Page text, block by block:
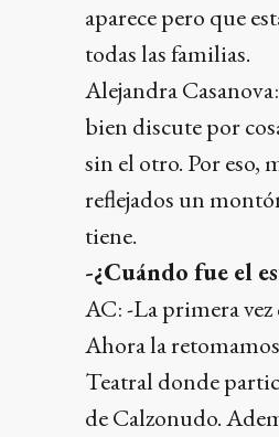
aparece pero que
todas las familias.
Alejandra
bien discute por
sin el otro. Por eso,
reflejados un
tiene.
-¿Cuándo fue el
AC: -La primera
Ahora la
Teatral donde
de Calzonudo.